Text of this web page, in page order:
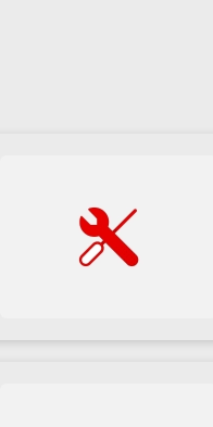
Yaman Haberleşme
Telekomünikasyon
Ticaret Limited Şirketi
Tepeköy Mah. Kazım Dirik
Polat İletişim-Hüsna